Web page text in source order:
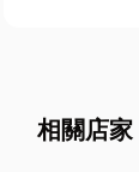
用於各種日用
相關店家